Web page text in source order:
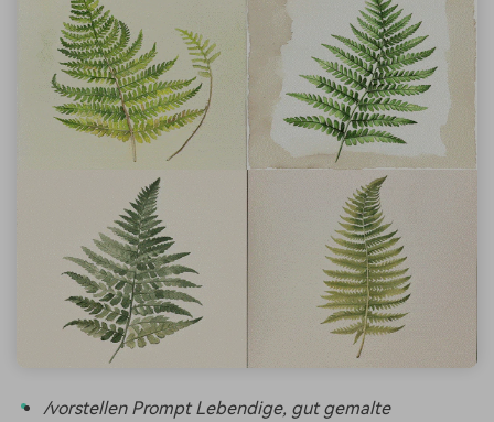
/vorstellen Prompt Lebendige, gut gemalte